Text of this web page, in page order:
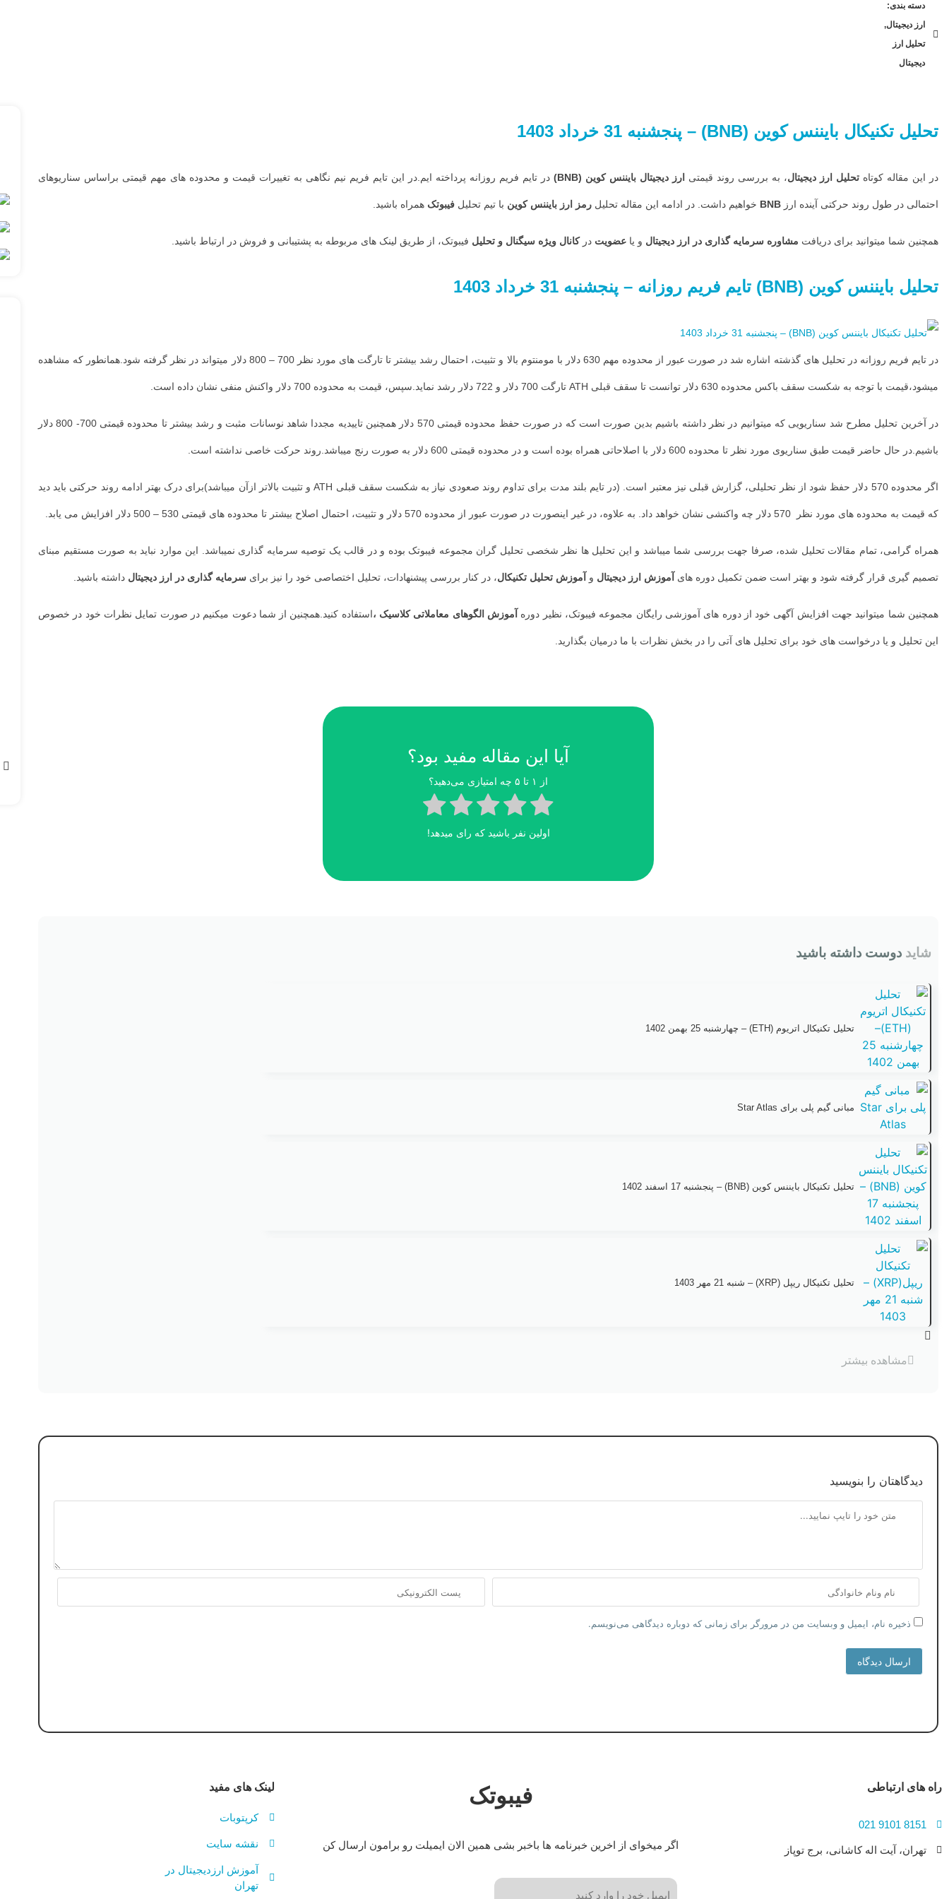
به بررسی
روند قیمتی
ارز دیجیتال
فریم روزانه
و محدوده های
براساس
احتمالی در
...
دسته بندی:
ارز دیجیتال,
تحلیل ارز
دیجیتال
تحلیل تکنیکال بایننس کوین (BNB) – پنجشنبه 31 خرداد 1403
در این مقاله کوتاه تحلیل ارز دیجیتال، به بررسی روند قیمتی ارز دیجیتال بایننس کوین (BNB) در تایم فریم روزانه پرداخته ایم.در این تایم فریم نیم نگاهی به تغییرات قیمت و محدوده های مهم قیمتی براساس سناریوهای
احتمالی در طول روند حرکتی آینده ارز BNB خواهیم داشت. در ادامه این مقاله تحلیل رمز ارز بایننس کوین با تیم تحلیل فیبوتک همراه باشید.
همچنین شما میتوانید برای دریافت مشاوره سرمایه گذاری در ارز دیجیتال و یا عضویت درکانال ویژه سیگنال و تحلیل فیبوتک، از طریق لینک های مربوطه به پشتیبانی و فروش در ارتباط باشید.
تحلیل بایننس کوین (BNB) تایم فریم روزانه – پنجشنبه 31 خرداد 1403
در تایم فریم روزانه در تحلیل های گذشته اشاره شد در صورت عبور از محدوده مهم 630 دلار با مومنتوم بالا و تثبیت، احتمال رشد بیشتر تا تارگت های مورد نظر 700 – 800 دلار میتواند در نظر گرفته شود.همانطور که مشاهده
میشود،قیمت با توجه به شکست سقف باکس محدوده 630 دلار توانست تا سقف قبلی ATH تارگت 700 دلار و 722 دلار رشد نماید.سپس، قیمت به محدوده 700 دلار واکنش منفی نشان داده است.
در آخرین تحلیل مطرح شد سناریویی که میتوانیم در نظر داشته باشیم بدین صورت است که در صورت حفظ محدوده قیمتی 570 دلار همچنین تاییدیه مجددا شاهد نوسانات مثبت و رشد بیشتر تا محدوده قیمتی 700- 800 دلار
باشیم.در حال حاضر قیمت طبق سناریوی مورد نظر تا محدوده 600 دلار با اصلاحاتی همراه بوده است و در محدوده قیمتی 600 دلار به صورت رنج میباشد.روند حرکت خاصی نداشته است.
اگر محدوده 570 دلار حفظ شود از نظر تحلیلی، گزارش قبلی نیز معتبر است. (در تایم بلند مدت برای تداوم روند صعودی نیاز به شکست سقف قبلی ATH و تثبیت بالاتر ازآن میباشد)برای درک بهتر ادامه روند حرکتی باید دید
که قیمت به محدوده های مورد نظر 570 دلار چه واکنشی نشان خواهد داد. به علاوه، در غیر اینصورت در صورت عبور از محدوده 570 دلار و تثبیت، احتمال اصلاح بیشتر تا محدوده های قیمتی 530 – 500 دلار افزایش می یابد.
همراه گرامی، تمام مقالات تحلیل شده، صرفا جهت بررسی شما میباشد و این تحلیل ها نظر شخصی تحلیل گران مجموعه فیبوتک بوده و در قالب یک توصیه سرمایه گذاری نمیباشد. این موارد نباید به صورت مستقیم مبنای
تصمیم گیری قرار گرفته شود و بهتر است ضمن تکمیل دوره های آموزش ارز دیجیتال و آموزش تحلیل تکنیکال، در کنار بررسی پیشنهادات، تحلیل اختصاصی خود را نیز برای سرمایه گذاری در ارز دیجیتال داشته باشید.
همچنین شما میتوانید جهت افزایش آگهی خود از دوره های آموزشی رایگان مجموعه فیبوتک، نظیر دوره آموزش الگوهای معاملاتی کلاسیک ،استفاده کنید.همچنین از شما دعوت میکنیم در صورت تمایل نظرات خود در خصوص
این تحلیل و یا درخواست های خود برای تحلیل های آتی را در بخش نظرات با ما درمیان بگذارید.
آیا این مقاله مفید بود؟
از ۱ تا ۵ چه امتیازی می‌دهید؟
اولین نفر باشید که رای میدهد!
شاید دوست داشته باشید
تحلیل تکنیکال اتریوم (ETH) – چهارشنبه 25 بهمن 1402
مبانی گیم پلی برای Star Atlas
تحلیل تکنیکال بایننس کوین (BNB) – پنجشنبه 17 اسفند 1402
تحلیل تکنیکال ریپل (XRP) – شنبه 21 مهر 1403
مشاهده بیشتر
دیدگاهتان را بنویسید
ذخیره نام، ایمیل و وبسایت من در مرورگر برای زمانی که دوباره دیدگاهی می‌نویسم.
ارسال دیدگاه
راه های ارتباطی
8151 9101 021
تهران، آیت اله کاشانی، برج توپاز
فیبوتک
اگر میخوای از اخرین خبرنامه ها باخبر بشی همین الان ایمیلت رو برامون ارسال کن
ایمیل
(Required)
لینک های مفید
کرپتوبات
نقشه سایت
آموزش ارزدیجیتال در
تهران